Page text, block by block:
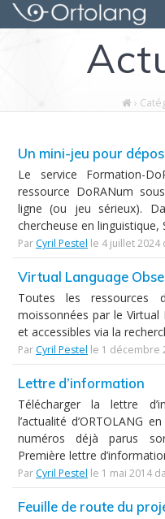
›
Un mini-jeu pour
Le service Formation-
ressource DoRANum
ligne (ou jeu sérieux).
chercheuse en linguistique,
Par Cyril Pestel le 4 juillet 2024
Virtual Language
Toutes les ressources
moissonnées par le Virtual
et accessibles via la
Par Cyril Pestel le 1 décembre
Lettre d’information
Télécharger la lettre
l’actualité d’ORTOLANG
numéros déjà parus
Première lettre
Par Cyril Pestel le 1 mai 2014
Feuille de route du